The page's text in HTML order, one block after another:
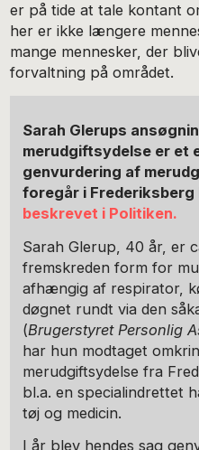
er på tide at tale kontant
her er ikke længere
mange mennesker, der
forvaltning på området.
Sarah Glerups
merudgiftsydelse er et
genvurdering af
foregår i Frederiksberg
beskrevet i Politiken.
Sarah Glerup, 40 år, er
fremskreden form for
afhængig af respirator,
døgnet rundt via den
(Brugerstyret Personlig
har hun modtaget
merudgiftsydelse fra
bl.a. en specialindrettet
tøj og medicin.
I år blev hendes sag